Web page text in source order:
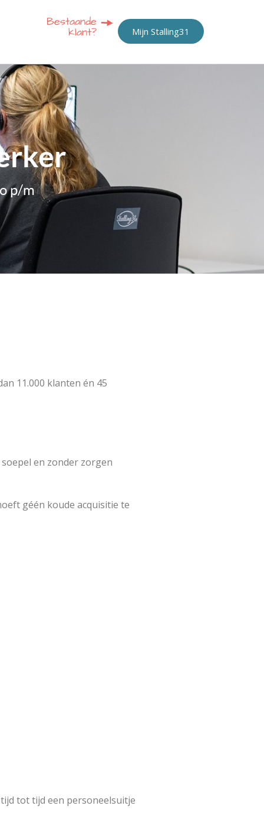
Mijn Stalling31
p/m
11.000 klanten én 45
en zonder zorgen
géén koude acquisitie te
tot tijd een personeelsuitje